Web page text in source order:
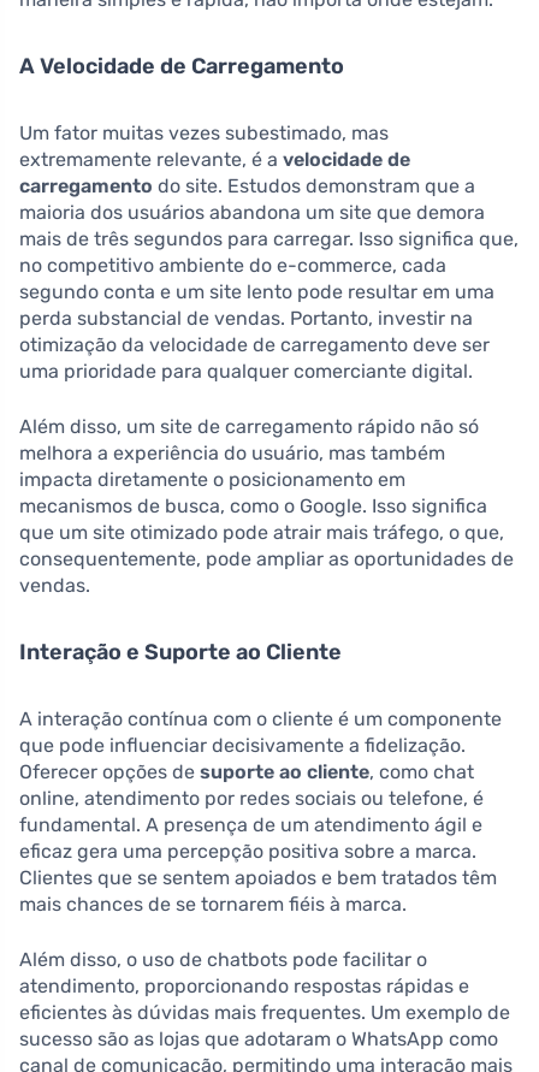
A Velocidade de Carregamento
Um fator muitas vezes subestimado, mas
extremamente relevante, é a velocidade de
carregamento do site. Estudos demonstram que a
maioria dos usuários abandona um site que demora
mais de três segundos para carregar. Isso significa que,
no competitivo ambiente do e-commerce, cada
segundo conta e um site lento pode resultar em uma
perda substancial de vendas. Portanto, investir na
otimização da velocidade de carregamento deve ser
uma prioridade para qualquer comerciante digital.
Além disso, um site de carregamento rápido não só
melhora a experiência do usuário, mas também
impacta diretamente o posicionamento em
mecanismos de busca, como o Google. Isso significa
que um site otimizado pode atrair mais tráfego, o que,
consequentemente, pode ampliar as oportunidades de
vendas.
Interação e Suporte ao Cliente
A interação contínua com o cliente é um componente
que pode influenciar decisivamente a fidelização.
Oferecer opções de suporte ao cliente, como chat
online, atendimento por redes sociais ou telefone, é
fundamental. A presença de um atendimento ágil e
eficaz gera uma percepção positiva sobre a marca.
Clientes que se sentem apoiados e bem tratados têm
mais chances de se tornarem fiéis à marca.
Além disso, o uso de chatbots pode facilitar o
atendimento, proporcionando respostas rápidas e
eficientes às dúvidas mais frequentes. Um exemplo de
sucesso são as lojas que adotaram o WhatsApp como
canal de comunicação, permitindo uma interação mais